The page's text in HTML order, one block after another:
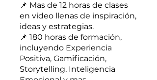
📌 Mas de 12 horas de clases
en video llenas de inspiración,
ideas y estrategias.
📌 180 horas de formación,
incluyendo Experiencia
Positiva, Gamificación,
Storytelling, Inteligencia